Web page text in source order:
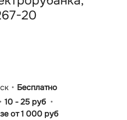
20
Бесплатно
10 - 25 руб
от 1 000 руб